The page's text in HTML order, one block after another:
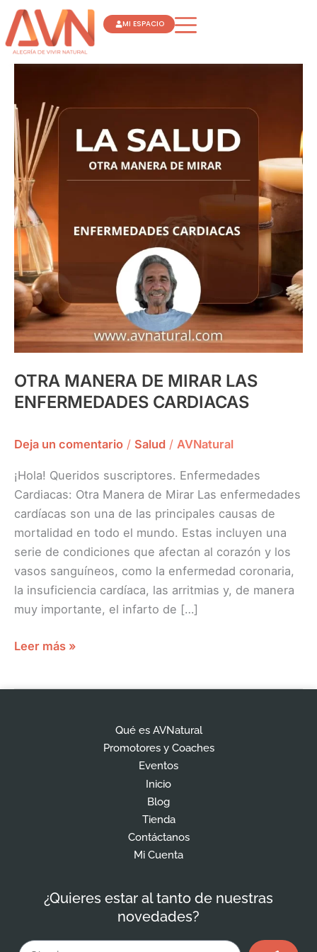
contenido
MI ESPACIO
OTRA MANERA DE MIRAR LAS
ENFERMEDADES CARDIACAS
Deja un comentario / Salud / AVNatural
¡Hola! Queridos suscriptores. Enfermedades
Cardiacas: Otra Manera de Mirar Las enfermedades
cardíacas son una de las principales causas de
mortalidad en todo el mundo. Estas incluyen una
serie de condiciones que afectan al corazón y los
vasos sanguíneos, como la enfermedad coronaria,
la insuficiencia cardíaca, las arritmias y, de manera
muy importante, el infarto de […]
DE
MIRAR
LAS
ENFERMEDADES
CARDIACAS
Leer más »
Qué es AVNatural
Promotores y Coaches
Eventos
Inicio
Blog
Tienda
Contáctanos
Mi Cuenta
¿Quieres estar al tanto de nuestras
novedades?
Email Enviar